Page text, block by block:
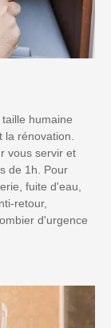
humaine
la rénovation.
vous servir et
de 1h. Pour
fuite d'eau,
retour,
d'urgence